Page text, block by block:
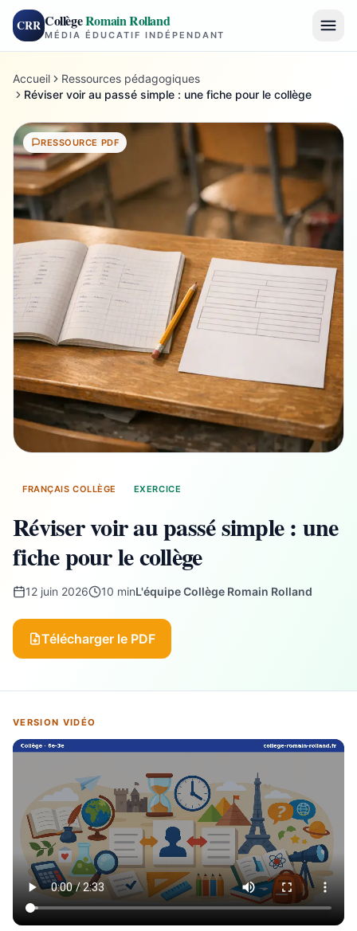
CRR CollègeRomain Rolland
MÉDIA ÉDUCATIF INDÉPENDANT
Accueil
Ressources pédagogiques
Réviser voir au passé simple : une fiche pour le collège
RESSOURCE PDF
FRANÇAIS COLLÈGE EXERCICE
Réviser voir au passé simple : une
fiche pour le collège
12 juin 2026 10 minL'équipe Collège Romain Rolland
Télécharger le PDF
VERSION VIDÉO